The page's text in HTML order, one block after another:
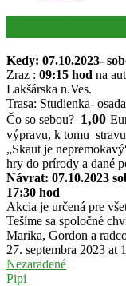
Kedy: 07.10.2023-
Zraz : 09:15 hod na
Lakšárska n.Ves.
Trasa: Studienka-
Čo so sebou? 1,00
výpravu, k tomu
„Skaut je
hry do prírody a dané
Návrat: 07.10.2023
17:30 hod
Akcia je určená pre
Tešíme sa spoločné
Marika, Gordon a
27. septembra 2023 at
Nezaradené
Pipi